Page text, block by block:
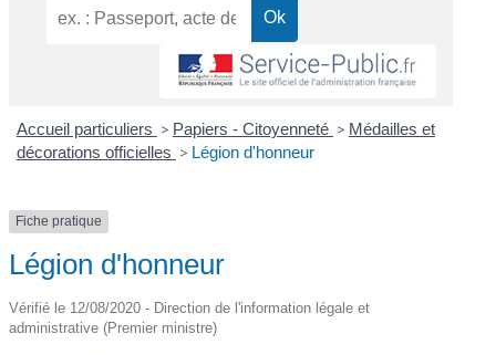
Accueil particuliers > Papiers - Citoyenneté > Médailles et
décorations officielles > Légion d'honneur
Fiche pratique
Légion d'honneur
Vérifié le 12/08/2020 - Direction de l'information légale et
administrative (Premier ministre)